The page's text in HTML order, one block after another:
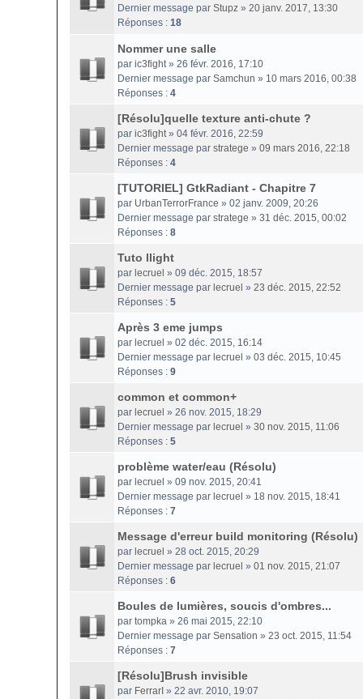
Dernier message par Stupz » 20 janv. 2017, 13:30
Réponses : 18
Nommer une salle
par ic3fight» 26 févr. 2016, 17:10
Dernier message par Samchun » 10 mars 2016, 00:38
Réponses : 4
[Résolu]quelle texture anti-chute ?
par ic3fight» 04 févr. 2016, 22:59
Dernier message par stratege » 09 mars 2016, 22:18
Réponses : 4
[TUTORIEL] GtkRadiant - Chapitre 7
par UrbanTerrorFrance » 02 janv. 2009, 20:26
Dernier message par stratege » 31 déc. 2015, 00:02
Réponses : 8
Tuto llight
par lecruel » 09 déc. 2015, 18:57
Dernier message par lecruel » 23 déc. 2015, 22:52
Réponses : 5
Après 3 eme jumps
par lecruel » 02 déc. 2015, 16:14
Dernier message par lecruel » 03 déc. 2015, 10:45
Réponses : 9
common et common+
par lecruel » 26 nov. 2015, 18:29
Dernier message par lecruel » 30 nov. 2015, 11:06
Réponses : 5
problème water/eau (Résolu)
par lecruel » 09 nov. 2015, 20:41
Dernier message par lecruel » 18 nov. 2015, 18:41
Réponses : 7
Message d'erreur build monitoring (Résolu)
par lecruel » 28 oct. 2015, 20:29
Dernier message par lecruel » 01 nov. 2015, 21:07
Réponses : 6
Boules de lumières, soucis d'ombres...
par tompka » 26 mai 2015, 22:10
Dernier message par Sensation » 23 oct. 2015, 11:54
Réponses : 7
[Résolu]Brush invisible
par FerrarI » 22 avr. 2010, 19:07